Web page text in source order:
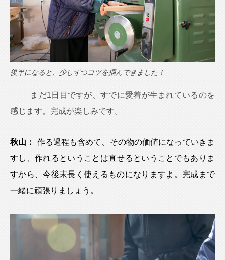
後半になると、少しずつコツを掴んできました！
まだ1日目ですが、すでに愛着が生まれているのを
感じます。完成が楽しみです。
秋山：
作る過程も含めて、その物の価値になっていきま
すし、作れるということは直せるということでもありま
すから、今後末長く使えるものになりますよ。完成まで
一緒に頑張りましょう。